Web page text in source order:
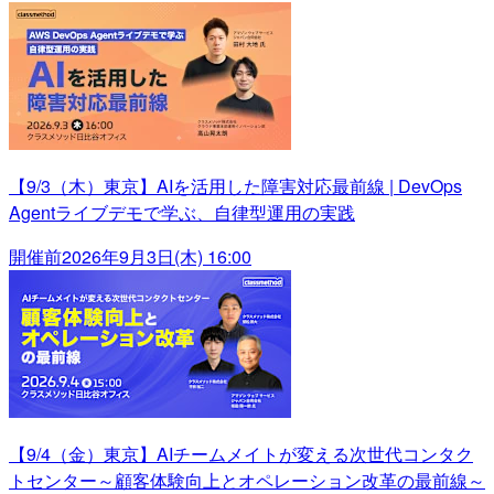
【9/3（木）東京】AIを活用した障害対応最前線 | DevOps
Agentライブデモで学ぶ、自律型運用の実践
開催前2026年9月3日(木) 16:00
【9/4（金）東京】AIチームメイトが変える次世代コンタク
トセンター～顧客体験向上とオペレーション改革の最前線～